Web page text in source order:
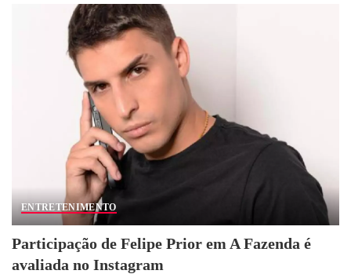
ENTRETENIMENTO
Participação de Felipe Prior em A Fazenda é
avaliada no Instagram